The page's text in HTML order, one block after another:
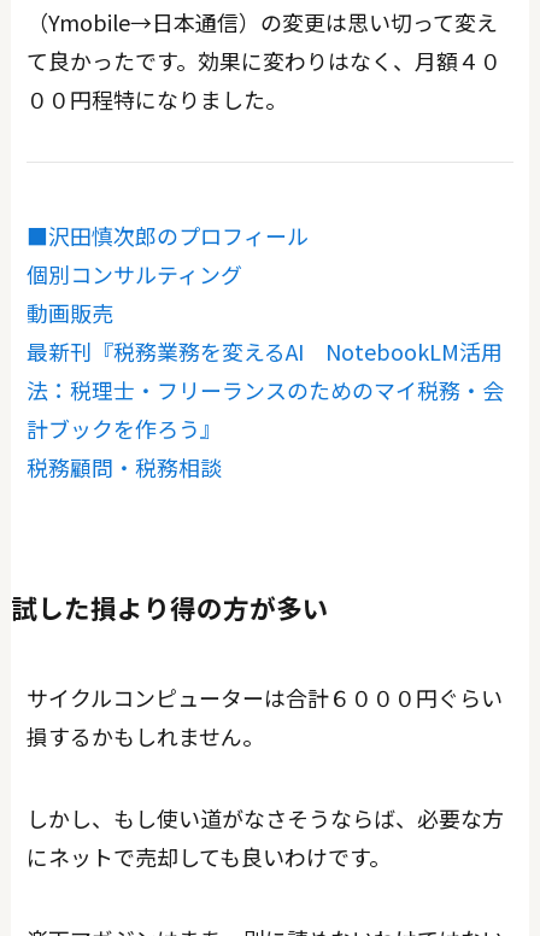
（Ymobile→日本通信）の変更は思い切って変え
て良かったです。効果に変わりはなく、月額４０
００円程特になりました。
■沢田慎次郎のプロフィール
個別コンサルティング
動画販売
最新刊『税務業務を変えるAI NotebookLM活用
法：税理士・フリーランスのためのマイ税務・会
計ブックを作ろう』
税務顧問・税務相談
試した損より得の方が多い
サイクルコンピューターは合計６０００円ぐらい
損するかもしれません。
しかし、もし使い道がなさそうならば、必要な方
にネットで売却しても良いわけです。